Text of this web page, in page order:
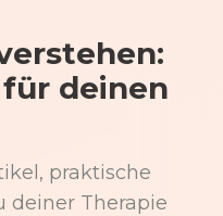
deinen
praktische
deiner Therapie